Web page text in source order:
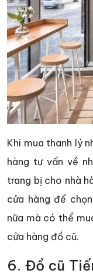
Khi mua thanh lý
hàng tư vấn về
trang bị cho nhà
cửa hàng để
nữa mà có thể
cửa hàng đồ cũ.
6. Đồ cũ